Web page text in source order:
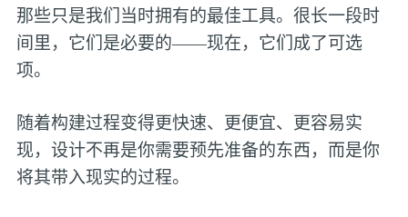
那些只是我们当时拥有的最佳工具。很长一段时
间里，它们是必要的——现在，它们成了可选
项。
随着构建过程变得更快速、更便宜、更容易实
现，设计不再是你需要预先准备的东西，而是你
将其带入现实的过程。